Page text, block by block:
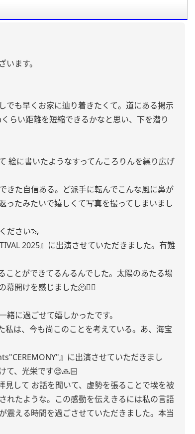
ます。
でも早くお家に辿り着きたくて。道にある掲示
らい距離を短縮できるかなと思い、下を潜り
絵に書いたようなすってんころりんを繰り広げ
きた自信ある。ど派手に転んでこんな風に鼻が
ったみたいで嬉しくて写真を撮ってしまいまし
ださい🦦
2025』に出演させていただきました。有難
ことができてるんるんでした。太陽のあたる場
幕開けを感じました🫠❤️‍🔥
に過ごせて嬉しかったです。
私は、今も尚このことを考えている。あ、海宝
』に出演させていただきまし
て、光栄です😌🙏🏻
見して お話を聞いて、虚勢を張ることで埃を被
れたような。この感動を伝えきるには私の言語
震える時間を過ごさせていただきました。本当